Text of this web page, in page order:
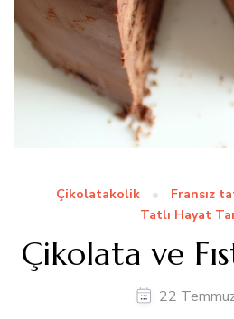
Çikolatakolik Fransız
Tatlı Hayat
Çikolata ve
22